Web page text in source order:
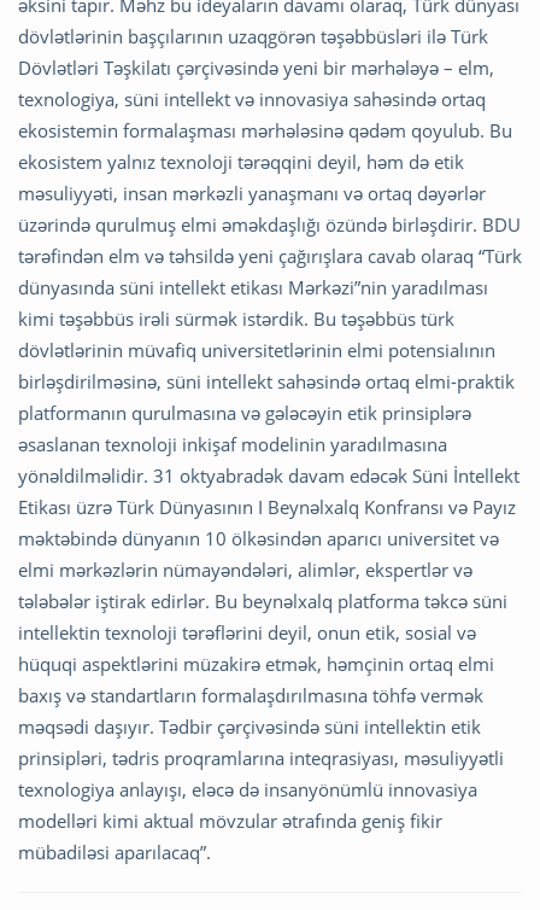
əksini tapır. Məhz bu ideyaların davamı olaraq, Türk dünyası
dövlətlərinin başçılarının uzaqgörən təşəbbüsləri ilə Türk
Dövlətləri Təşkilatı çərçivəsində yeni bir mərhələyə – elm,
texnologiya, süni intellekt və innovasiya sahəsində ortaq
ekosistemin formalaşması mərhələsinə qədəm qoyulub. Bu
ekosistem yalnız texnoloji tərəqqini deyil, həm də etik
məsuliyyəti, insan mərkəzli yanaşmanı və ortaq dəyərlər
üzərində qurulmuş elmi əməkdaşlığı özündə birləşdirir. BDU
tərəfindən elm və təhsildə yeni çağırışlara cavab olaraq “Türk
dünyasında süni intellekt etikası Mərkəzi”nin yaradılması
kimi təşəbbüs irəli sürmək istərdik. Bu təşəbbüs türk
dövlətlərinin müvafiq universitetlərinin elmi potensialının
birləşdirilməsinə, süni intellekt sahəsində ortaq elmi-praktik
platformanın qurulmasına və gələcəyin etik prinsiplərə
əsaslanan texnoloji inkişaf modelinin yaradılmasına
yönəldilməlidir. 31 oktyabradək davam edəcək Süni İntellekt
Etikası üzrə Türk Dünyasının I Beynəlxalq Konfransı və Payız
məktəbində dünyanın 10 ölkəsindən aparıcı universitet və
elmi mərkəzlərin nümayəndələri, alimlər, ekspertlər və
tələbələr iştirak edirlər. Bu beynəlxalq platforma təkcə süni
intellektin texnoloji tərəflərini deyil, onun etik, sosial və
hüquqi aspektlərini müzakirə etmək, həmçinin ortaq elmi
baxış və standartların formalaşdırılmasına töhfə vermək
məqsədi daşıyır. Tədbir çərçivəsində süni intellektin etik
prinsipləri, tədris proqramlarına inteqrasiyası, məsuliyyətli
texnologiya anlayışı, eləcə də insanyönümlü innovasiya
modelləri kimi aktual mövzular ətrafında geniş fikir
mübadiləsi aparılacaq”.